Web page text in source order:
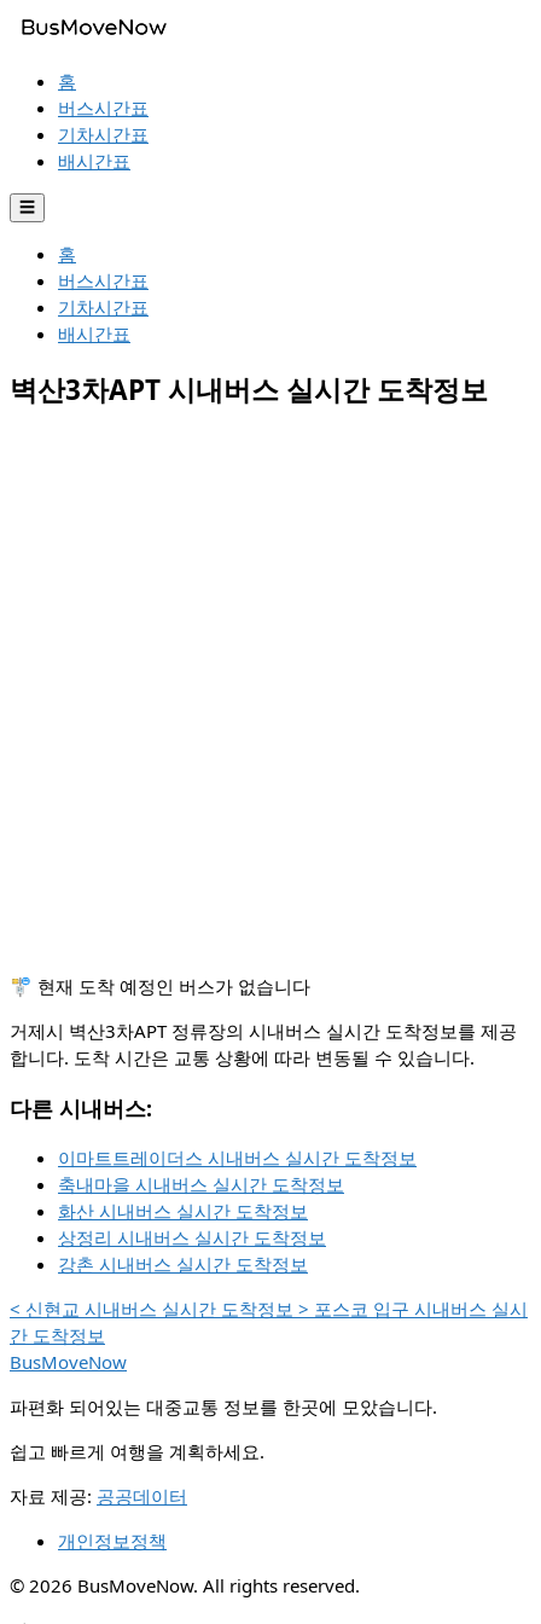
홈
버스시간표
기차시간표
배시간표
☰
홈
버스시간표
기차시간표
배시간표
벽산3차APT 시내버스 실시간 도착정보
🚏 현재 도착 예정인 버스가 없습니다
거제시 벽산3차APT 정류장의 시내버스 실시간 도착정보를 제공
합니다. 도착 시간은 교통 상황에 따라 변동될 수 있습니다.
다른 시내버스:
이마트트레이더스 시내버스 실시간 도착정보
축내마을 시내버스 실시간 도착정보
화산 시내버스 실시간 도착정보
상정리 시내버스 실시간 도착정보
강촌 시내버스 실시간 도착정보
< 신현교 시내버스 실시간 도착정보 > 포스코 입구 시내버스 실시
간 도착정보
BusMoveNow
파편화 되어있는 대중교통 정보를 한곳에 모았습니다.
쉽고 빠르게 여행을 계획하세요.
자료 제공: 공공데이터
개인정보정책
© 2026 BusMoveNow. All rights reserved.